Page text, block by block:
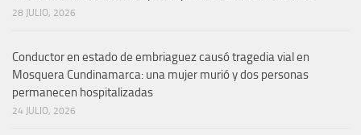
28 JULIO, 2026
Conductor en estado de embriaguez causó tragedia vial en
Mosquera Cundinamarca: una mujer murió y dos personas
permanecen hospitalizadas
24 JULIO, 2026